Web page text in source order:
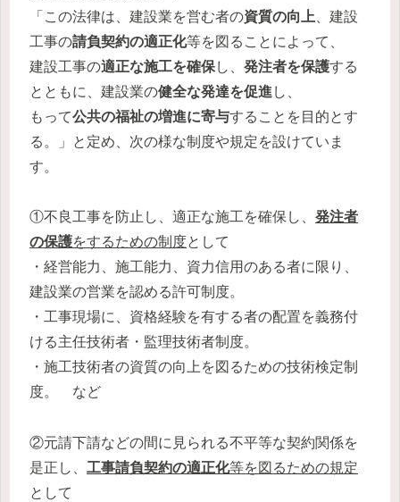
「この法律は、建設業を営む者の資質の向上 、建設
工事の請負契約の適正化等を図ることによって、
建設工事の適正な施工を確保し、 発注者を保護する
とともに、建設業の健全な発達を促進 し、
もって公共の福祉の増進に寄与することを目的とす
る。」と定め、次の様な制度や規定を設けていま
す。
①不良工事を防止し、適正な施工を確保し、 発注者
の保護をするための制度として
・経営能力、施工能力、資力信用のある者に限り、
建設業の営業を認める許可制度。
・工事現場に、資格経験を有する者の配置を義務付
ける主任技術者・監理技術者制度。
・施工技術者の資質の向上を図るための技術検定制
度。 など
②元請下請などの間に見られる不平等な契約関係を
是正し、 工事請負契約の適正化等を図るための規定
として